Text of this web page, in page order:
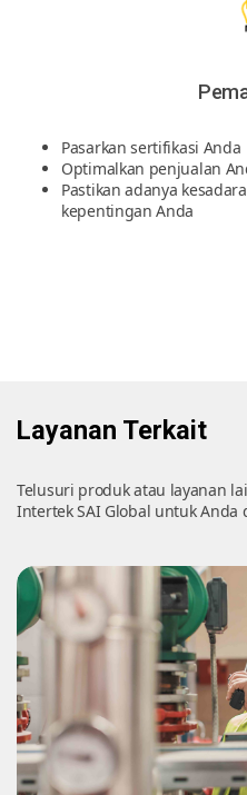
Pasarkan sertifikasi Anda
Optimalkan penjualan
Pastikan adanya
kepentingan Anda
Layanan Terkait
Telusuri produk atau layanan
Intertek SAI Global untuk Anda